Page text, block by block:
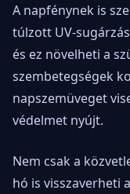
A napfénynek is
túlzott UV-
és ez növelheti a
szembetegségek
napszemüveget
védelmet nyújt.
Nem csak a
hó is visszaverheti